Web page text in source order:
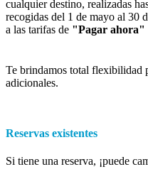
cualquier destino, realizadas
recogidas del 1 de mayo al 30
a las tarifas de "Pagar ahora"
Te brindamos total flexibilidad
adicionales.
Reservas existentes
Si tiene una reserva, ¡puede